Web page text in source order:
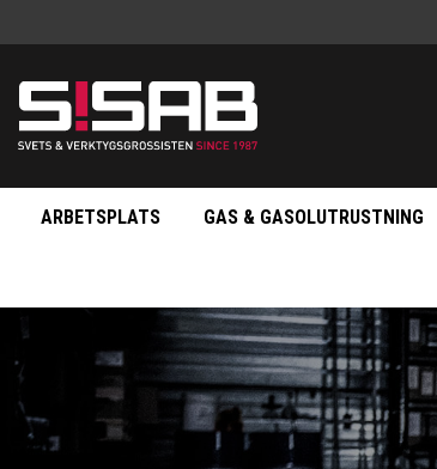
ARBETSPLATS GAS & GASOLUTRUSTNING